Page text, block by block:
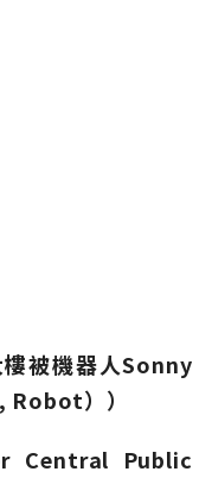
被機器人Sonny
Robot））
Central Public